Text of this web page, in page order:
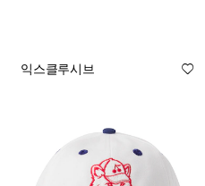
익스클루시브